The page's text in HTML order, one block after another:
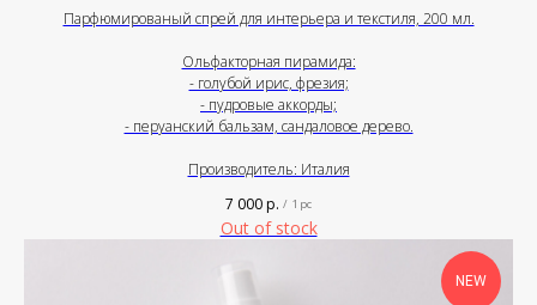
Парфюмированый спрей для интерьера и текстиля, 200 мл.
Ольфакторная пирамида:
- голубой ирис, фрезия;
- пудровые аккорды;
- перуанский бальзам, сандаловое дерево.
Производитель: Италия
7 000р. / 1 pc
Out of stock
NEW